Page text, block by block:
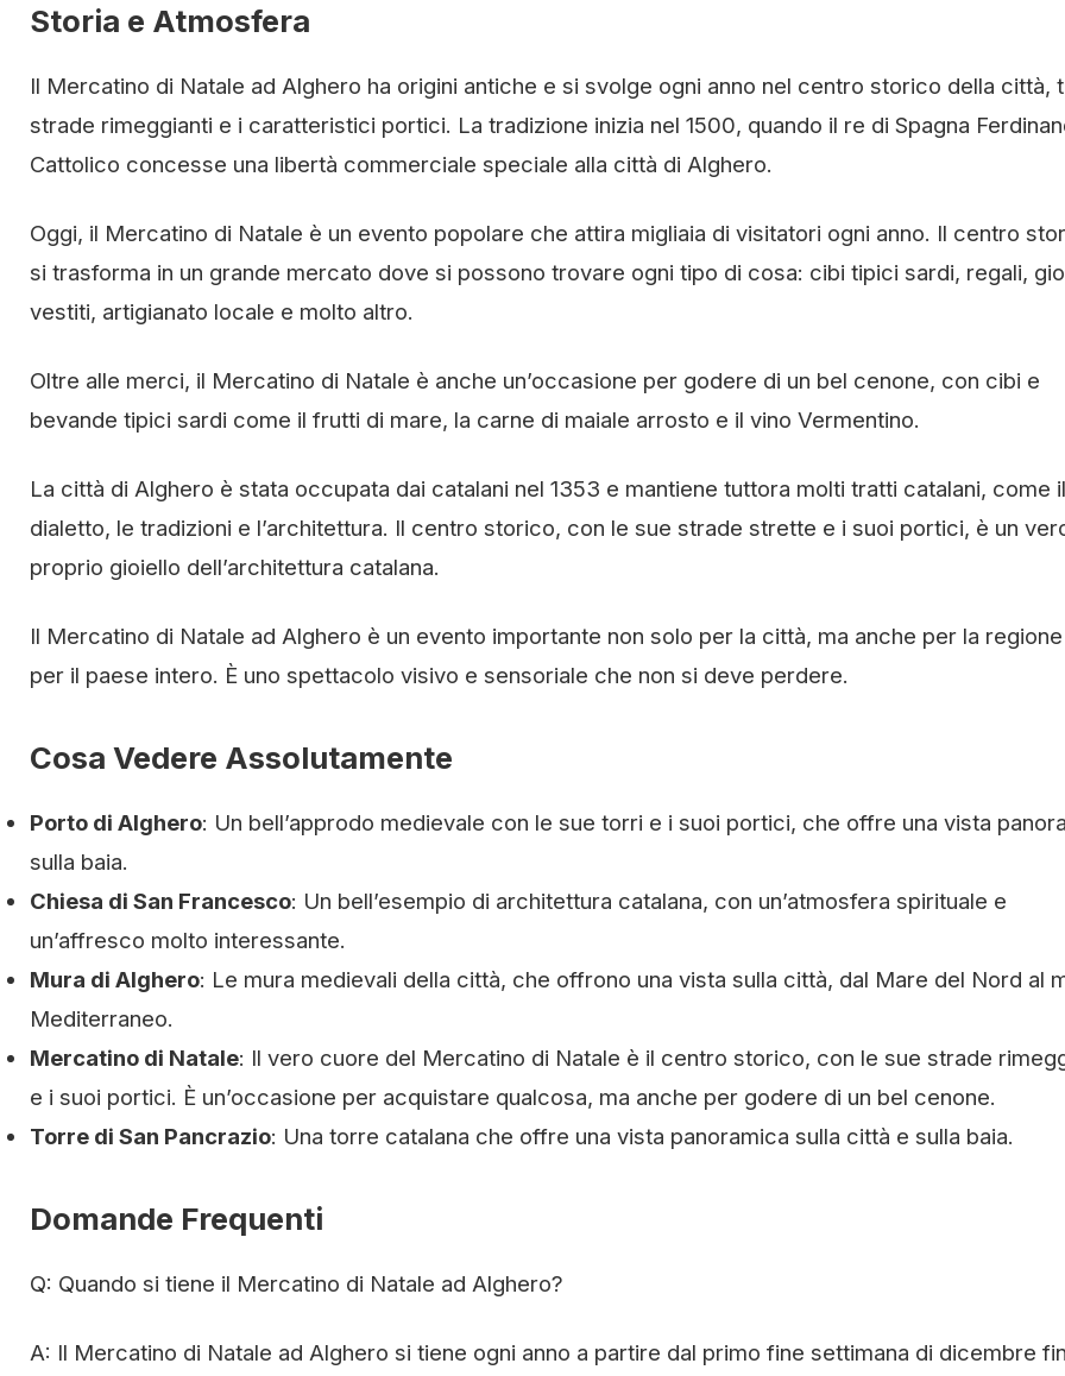
Storia e Atmosfera
Il Mercatino di Natale ad Alghero ha origini antiche e si svolge ogni anno nel centro storico della città,
strade rimeggianti e i caratteristici portici. La tradizione inizia nel 1500, quando il re di Spagna
Cattolico concesse una libertà commerciale speciale alla città di Alghero.
Oggi, il Mercatino di Natale è un evento popolare che attira migliaia di visitatori ogni anno. Il centro
si trasforma in un grande mercato dove si possono trovare ogni tipo di cosa: cibi tipici sardi, regali,
vestiti, artigianato locale e molto altro.
Oltre alle merci, il Mercatino di Natale è anche un’occasione per godere di un bel cenone, con cibi e
bevande tipici sardi come il frutti di mare, la carne di maiale arrosto e il vino Vermentino.
La città di Alghero è stata occupata dai catalani nel 1353 e mantiene tuttora molti tratti catalani, come il
dialetto, le tradizioni e l’architettura. Il centro storico, con le sue strade strette e i suoi portici, è un
proprio gioiello dell’architettura catalana.
Il Mercatino di Natale ad Alghero è un evento importante non solo per la città, ma anche per la
per il paese intero. È uno spettacolo visivo e sensoriale che non si deve perdere.
Cosa Vedere Assolutamente
Porto di Alghero: Un bell’approdo medievale con le sue torri e i suoi portici, che offre una vista
sulla baia.
Chiesa di San Francesco: Un bell’esempio di architettura catalana, con un’atmosfera spirituale e
un’affresco molto interessante.
Mura di Alghero: Le mura medievali della città, che offrono una vista sulla città, dal Mare del Nord al
Mediterraneo.
Mercatino di Natale: Il vero cuore del Mercatino di Natale è il centro storico, con le sue strade
e i suoi portici. È un’occasione per acquistare qualcosa, ma anche per godere di un bel cenone.
Torre di San Pancrazio: Una torre catalana che offre una vista panoramica sulla città e sulla baia.
Domande Frequenti
Q: Quando si tiene il Mercatino di Natale ad Alghero?
A: Il Mercatino di Natale ad Alghero si tiene ogni anno a partire dal primo fine settimana di dicembre